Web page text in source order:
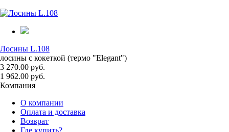
Лосины L.108
лосины с кокеткой (термо "Elegant")
3 270.00 руб.
1 962.00 руб.
Компания
О компании
Оплата и доставка
Возврат